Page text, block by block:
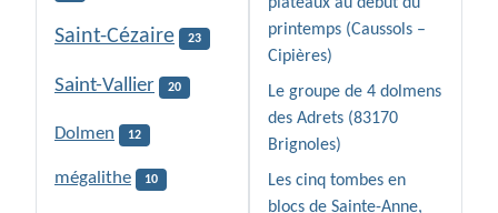
Saint-Cézaire 23
Saint-Vallier 20
Dolmen 12
mégalithe 10
printemps (Caussols –
Cipières)
Le groupe de 4 dolmens
des Adrets (83170
Brignoles)
Les cinq tombes en
blocs de Sainte-Anne,